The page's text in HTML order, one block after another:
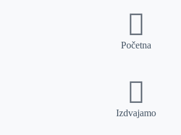
Početna
Izdvajamo